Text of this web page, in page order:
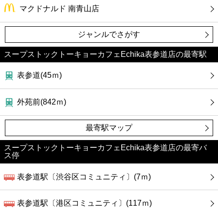
マクドナルド 南青山店
ジャンルでさがす
スープストックトーキョーカフェEchika表参道店の最寄駅
表参道(45ｍ)
外苑前(842ｍ)
最寄駅マップ
スープストックトーキョーカフェEchika表参道店の最寄バ
ス停
表参道駅〔渋谷区コミュニティ〕(7ｍ)
表参道駅〔港区コミュニティ〕(117ｍ)